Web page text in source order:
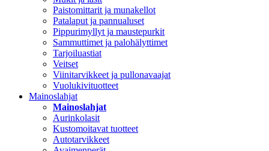
Paistomittarit ja munakellot
Patalaput ja pannualuset
Pippurimyllyt ja maustepurkit
Sammuttimet ja palohälyttimet
Tarjoiluastiat
Veitset
Viinitarvikkeet ja pullonavaajat
Vuolukivituotteet
Mainoslahjat
Mainoslahjat
Aurinkolasit
Kustomoitavat tuotteet
Autotarvikkeet